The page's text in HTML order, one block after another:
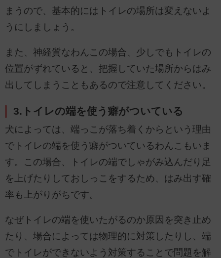
まうので、基本的にはトイレの場所は変えないよ
うにしましょう。
また、神経質なわんこの場合、少しでもトイレの
位置がずれていると、把握していた場所からはみ
出してしまうこともあるので注意してください。
3.トイレの端を使う癖がついている
犬によっては、端っこが落ち着くからという理由
でトイレの端を使う癖がついているわんこもいま
す。この場合、トイレの端でしゃがみ込んだり足
を上げたりしておしっこをするため、はみ出す確
率も上がりがちです。
なぜトイレの端を使いたがるのか原因を突き止め
たり、場合によっては物理的に対策したりし、端
でトイレができないよう対策することで問題を解